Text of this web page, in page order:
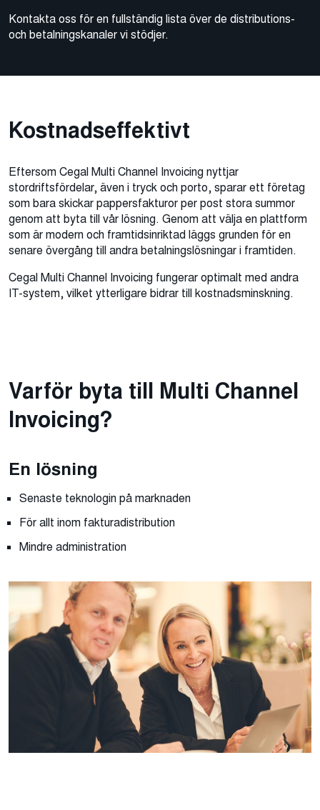
Kontakta oss för en fullständig lista över de distributions-
och betalningskanaler vi stödjer.
Kostnadseffektivt
Eftersom Cegal Multi Channel Invoicing nyttjar
stordriftsfördelar, även i tryck och porto, sparar ett företag
som bara skickar pappersfakturor per post stora summor
genom att byta till vår lösning. Genom att välja en plattform
som är modern och framtidsinriktad läggs grunden för en
senare övergång till andra betalningslösningar i framtiden.
Cegal Multi Channel Invoicing fungerar optimalt med andra
IT-system, vilket ytterligare bidrar till kostnadsminskning.
Varför byta till Multi Channel
Invoicing?
En lösning
Senaste teknologin på marknaden
För allt inom fakturadistribution
Mindre administration